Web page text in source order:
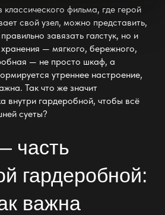
фильма, где герой
свой узел, можно представить,
завязать галстук, но и
хранения — мягкого, бережного,
— не просто шкаф, а
утреннее настроение,
Так что же значит
внутри гардеробной, чтобы всё
суеты?
часть
гардеробной:
важна